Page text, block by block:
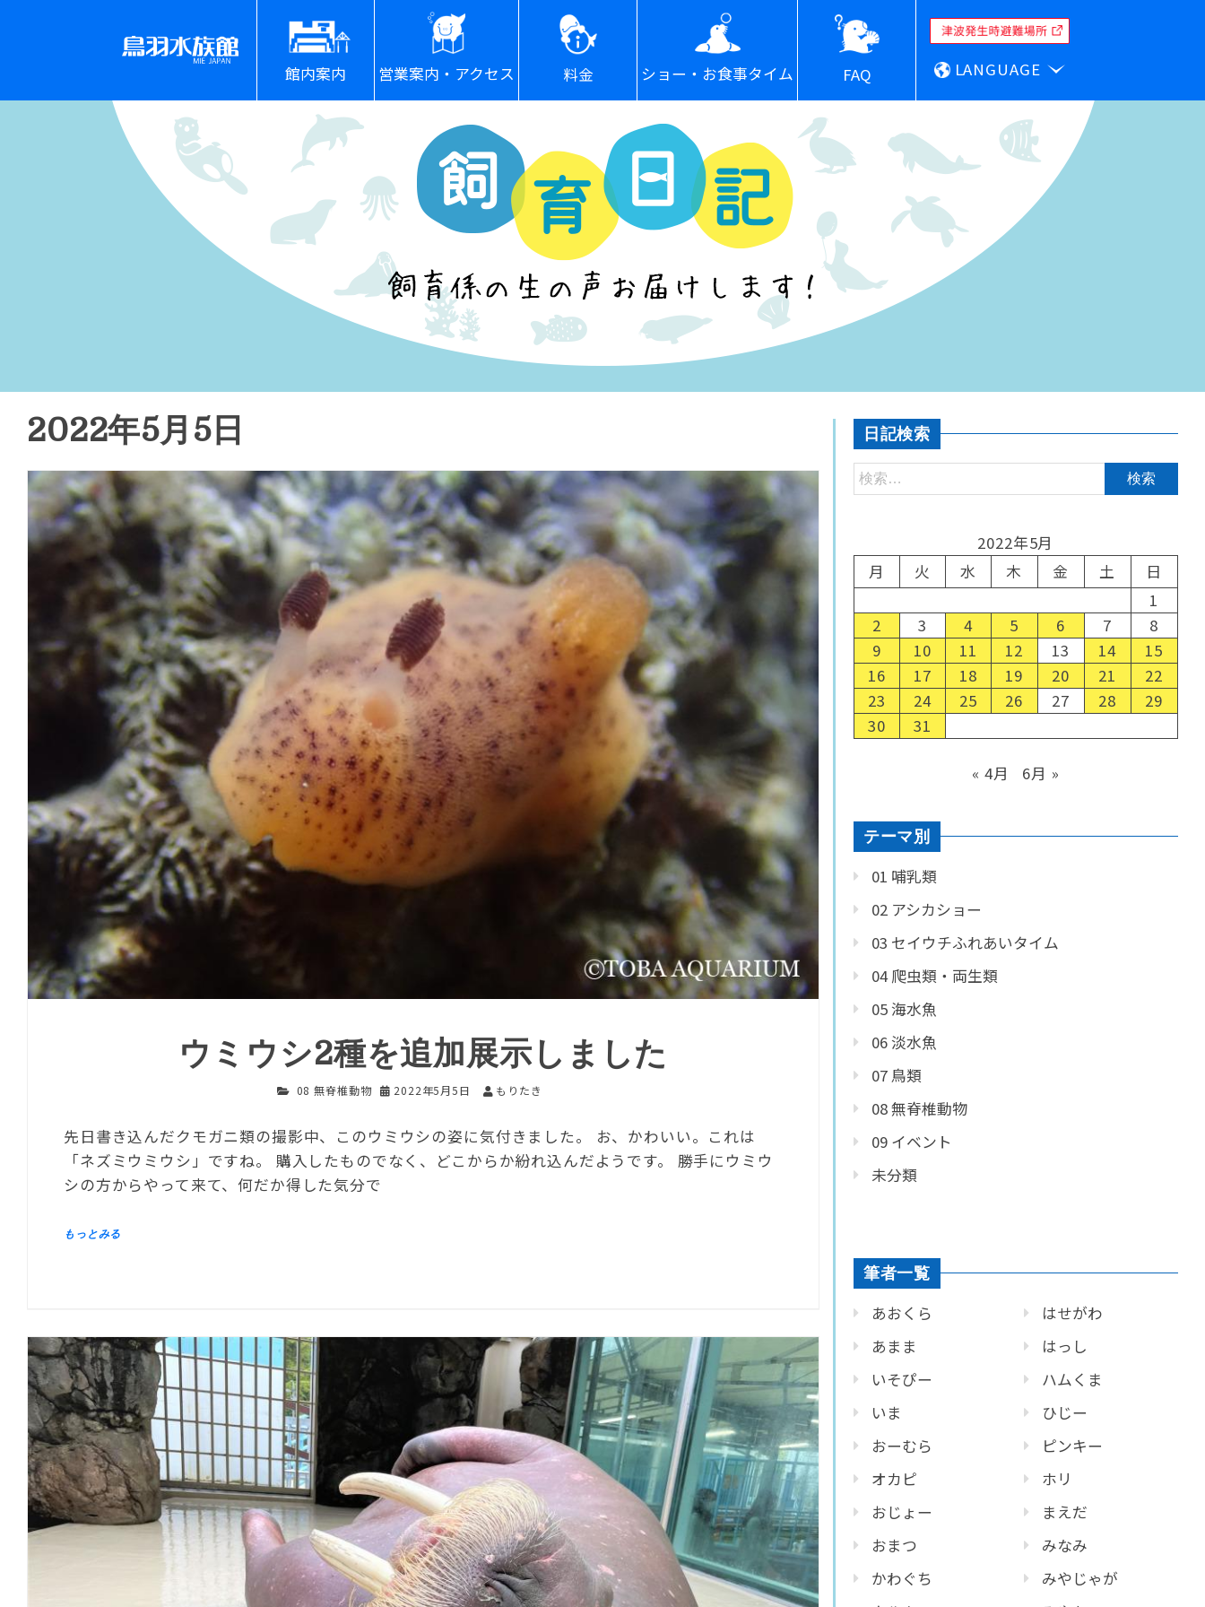
館内案内 営業案内・アクセス 料金 ショー・お食事タイム FAQ LANGUAGE
2022年5月5日
ウミウシ2種を追加展示しました
08 無脊椎動物 2022年5月5日 もりたき
先日書き込んだクモガニ類の撮影中、このウミウシの姿に気付きました。 お、かわいい。これは
「ネズミウミウシ」ですね。 購入したものでなく、どこからか紛れ込んだようです。 勝手にウミウ
シの方からやって来て、何だか得した気分で
日記検索
2022年5月
月
火 水 木 金 土
日
1
2
3 4 5 6 7
8
9
10 11 12 13 14
15
16
17 18 19 20 21
22
23
24 25 26 27 28
29
30
31
« 4月 6月 »
テーマ別
01 哺乳類
02 アシカショー
03 セイウチふれあいタイム
04 爬虫類・両生類
05 海水魚
06 淡水魚
07 鳥類
08 無脊椎動物
09 イベント
未分類
筆者一覧
あおくら
あまま
いそぴー
いま
おーむら
オカピ
おじょー
おまつ
かわぐち
はせがわ
はっし
ハムくま
ひじー
ピンキー
ホリ
まえだ
みなみ
みやじゃが